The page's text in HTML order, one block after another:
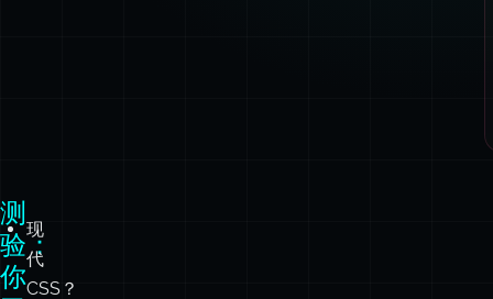
测
验：
你
现
代
CSS？